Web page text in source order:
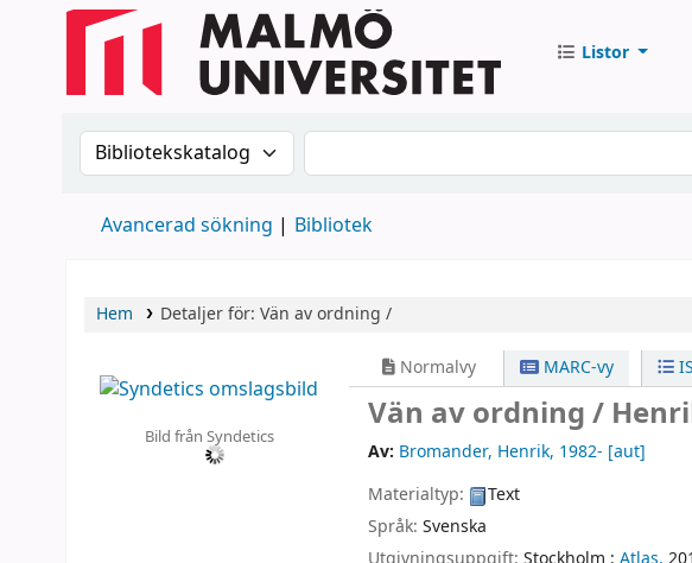
Listor
Sök i katalogen efter:Sök i katalogen
Avancerad sökning Bibliotek
Hem Detaljer för: Vän av ordning /
Bild från Syndetics
Normalvy MARC-vy
Vän av ordning /
Av: Bromander, Henrik, 1982- [aut]
Materialtyp:
Text
Språk:Svenska